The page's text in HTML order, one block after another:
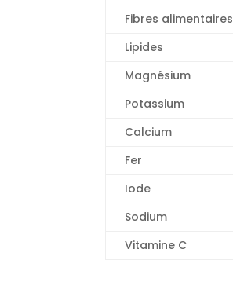
Fibres alimentaires
Lipides
Magnésium
Potassium
Calcium
Fer
Iode
Sodium
Vitamine C